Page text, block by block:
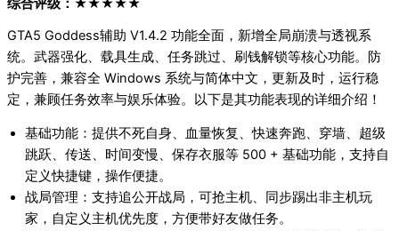
综合评级：★★★★★
GTA5 Goddess辅助 V1.4.2 功能全面，新增全局崩溃与透视系
统。武器强化、载具生成、任务跳过、刷钱解锁等核心功能。防
护完善，兼容全 Windows 系统与简体中文，更新及时，运行稳
定，兼顾任务效率与娱乐体验。以下是其功能表现的详细介绍！
基础功能：提供不死自身、血量恢复、快速奔跑、穿墙、超级
跳跃、传送、时间变慢、保存衣服等 500 + 基础功能，支持自
定义快捷键，操作便捷。
战局管理：支持追公开战局，可抢主机、同步踢出非主机玩
家，自定义主机优先度，方便带好友做任务。